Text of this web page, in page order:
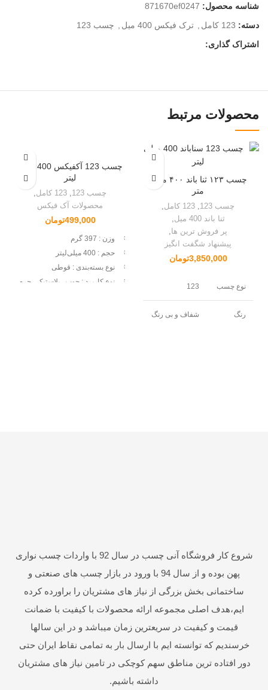
شناسه محصول: 871670ef0247
دسته: 123 کامل ترک فیکس 400 میل
چسب 123
اشتراک گذاری:
محصولات مرتبط
چسب ۱۲۳ ثنا باند ۴۰۰ میلی
متر
چسب 123 123 کامل
ثنا باند 400 میل
پر فروش ترین ها
پیشنهاد شگفت انگیز
3,850,000تومان
نوع چسب 123
رنگ شفاف و بی رنگ
وزن 400 ml
تعداد در
کارتن
25 عدد
لیتر
چسب 123 123 کامل
محصولات آک فیکس
499,000تومان
وزن : 397 گرم
حجم : 400 میلی‌لیتر
نوع بسته‌بندی : قوطی
نوع کاربرد : چوب , پلاستیک , چرم
شروع کار فروشگاه آنی چسب در سال 92 با واردات چسب نواری
پهن بوده و از سال 94 با ورود در بازار چسب های صنعتی و
ساختمانی بخش بزرگی از نیاز های مشتریان را براورده کرده
ایم،هدف اصلی مجموعه ارائه محصولات با کیفیت با ضمانت
قیمت و کیفیت در سریعترین زمان میباشد و در این سالها
خرسندیم که توانسته ایم با ارسال بار به تمامی نقاط ایران حتی
دور افتاده ترین مناطق سهم کوچکی در تامین نیاز های مشتریان
داشته باشیم.